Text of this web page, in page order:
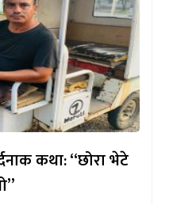
कथा: “छोरा भेटे